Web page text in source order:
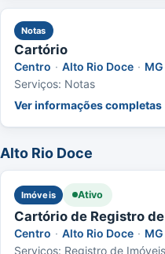
Notas
Cartório
Centro · Alto Rio Doce · MG
Serviços: Notas
Ver informações
Alto Rio Doce
Imóveis Ativo
Cartório de Registro
Centro · Alto Rio Doce · MG
Serviços: Registro de Imóveis